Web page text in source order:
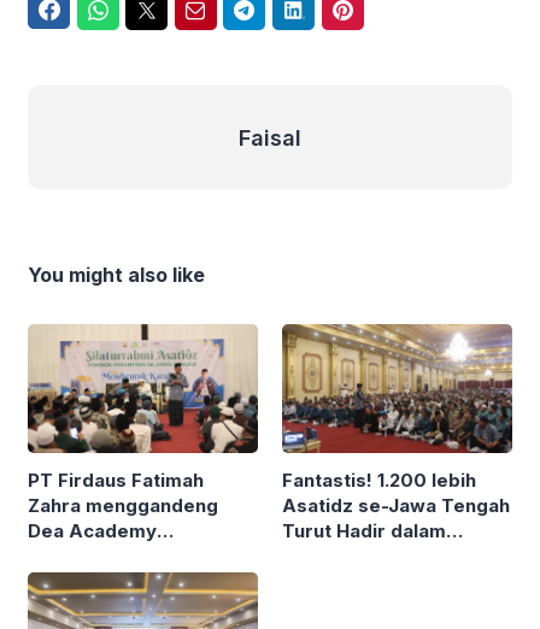
Faisal
You might also like
PT Firdaus Fatimah
Zahra menggandeng
Dea Academy
kepagasuhan santri
bersama 1.200 Ustadz
Fantastis! 1.200 lebih
Asatidz se-Jawa Tengah
Turut Hadir dalam